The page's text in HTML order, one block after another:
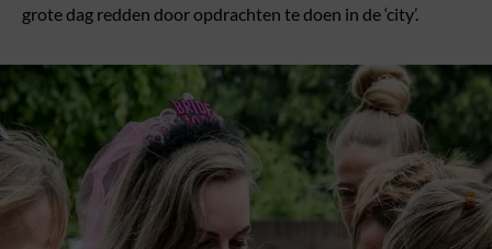
grote dag redden door opdrachten te doen in de ‘city’.